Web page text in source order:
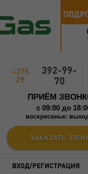
+375
29
392-99-
70
ПРИЁМ
c 09:00 до
воскресенье:
ЗАКАЗАТЬ
ВХОД/РЕГИСТРАЦИЯ